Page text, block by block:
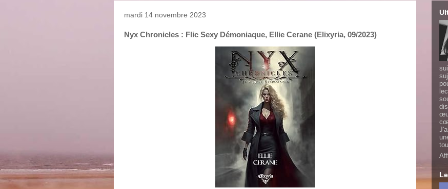
mardi 14 novembre 2023
Nyx Chronicles : Flic Sexy Démoniaque, Ellie Cerane (Elixyria, 09/2023)